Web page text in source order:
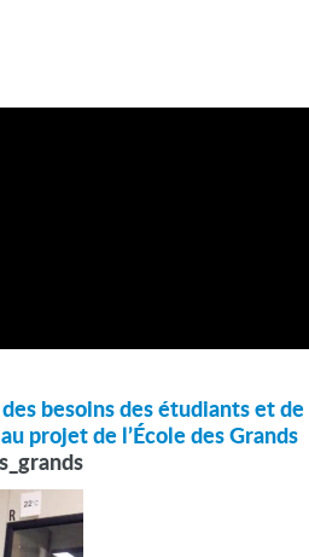
besoins des étudiants et de
projet de l’École des Grands